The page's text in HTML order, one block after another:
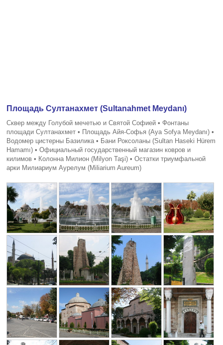
Площадь Султанахмет (Sultanahmet Meydanı)
Сквер между Голубой мечетью и Святой Софией • Фонтаны
площади Султанахмет • Площадь Айя-Софья (Aya Sofya Meydanı) •
Водомер цистерны Базилика • Бани Роксоланы (Sultan Haseki Hürem
Hamamı) • Официальный государственный магазин ковров и
килимов • Колонна Милион (Milyon Taşi) • Остатки триумфальной
арки Милиариум Аурелум (Miliarium Aureum)